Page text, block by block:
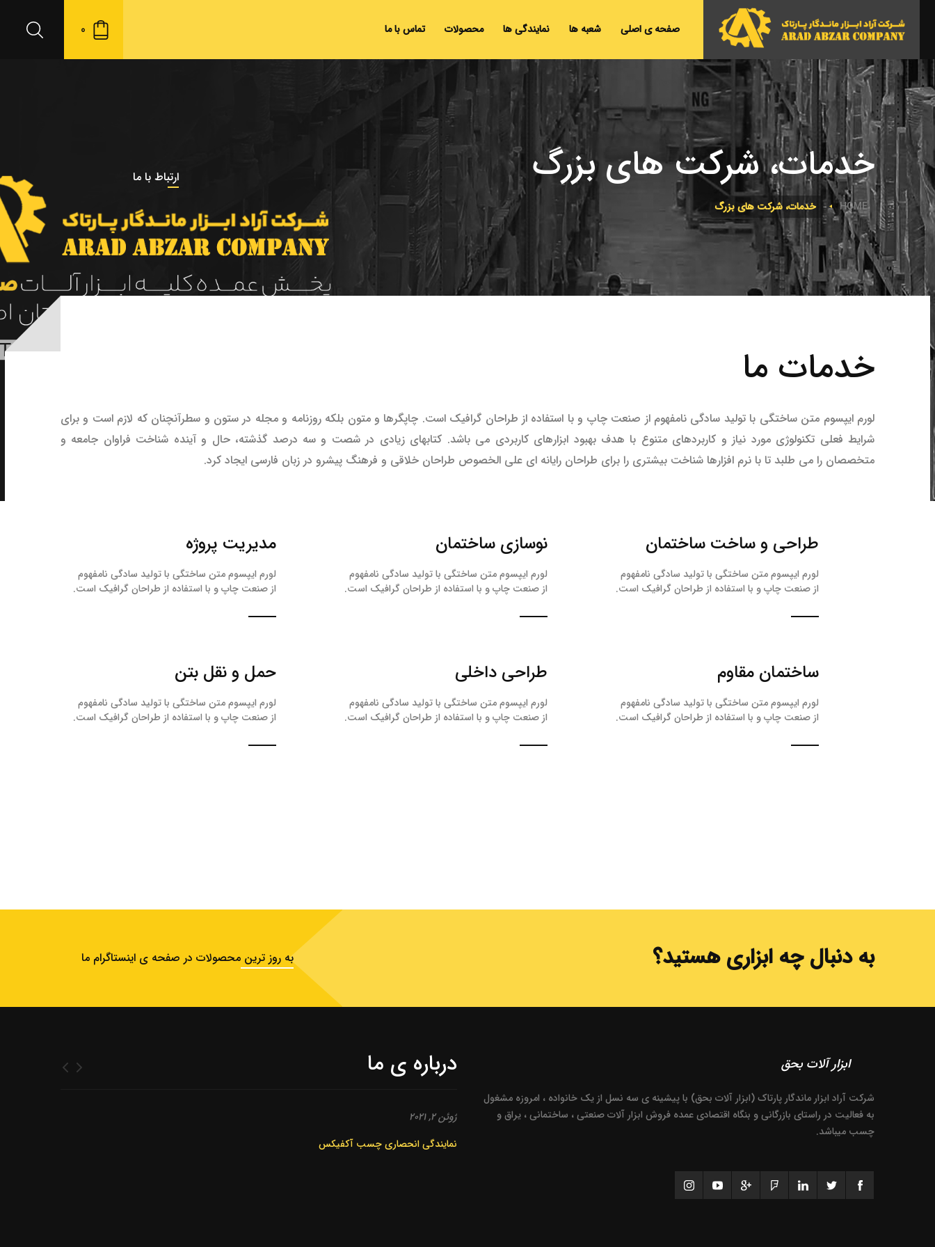
صفحه ی اصلی شعبه ها نمایندگی ها محصولات تماس با ما 0
ارتباط با ما خدمات، شرکت های بزرگ
HOME خدمات، شرکت های بزرگ
خدمات ما
لورم ایپسوم متن ساختگی با تولید سادگی نامفهوم از صنعت چاپ و با استفاده از طراحان گرافیک است. چاپگرها و متون بلکه روزنامه و مجله در ستون و سطرآنچنان که لازم است و برای
شرایط فعلی تکنولوژی مورد نیاز و کاربردهای متنوع با هدف بهبود ابزارهای کاربردی می باشد. کتابهای زیادی در شصت و سه درصد گذشته، حال و آینده شناخت فراوان جامعه و
متخصصان را می طلبد تا با نرم افزارها شناخت بیشتری را برای طراحان رایانه ای علی الخصوص طراحان خلاقی و فرهنگ پیشرو در زبان فارسی ایجاد کرد.
طراحی و ساخت ساختمان
لورم ایپسوم متن ساختگی با تولید سادگی نامفهوم
از صنعت چاپ و با استفاده از طراحان گرافیک است.
نوسازی ساختمان
لورم ایپسوم متن ساختگی با تولید سادگی نامفهوم
از صنعت چاپ و با استفاده از طراحان گرافیک است.
مدیریت پروژه
لورم ایپسوم متن ساختگی با تولید سادگی نامفهوم
از صنعت چاپ و با استفاده از طراحان گرافیک است.
ساختمان مقاوم
لورم ایپسوم متن ساختگی با تولید سادگی نامفهوم
از صنعت چاپ و با استفاده از طراحان گرافیک است.
طراحی داخلی
لورم ایپسوم متن ساختگی با تولید سادگی نامفهوم
از صنعت چاپ و با استفاده از طراحان گرافیک است.
حمل و نقل بتن
لورم ایپسوم متن ساختگی با تولید سادگی نامفهوم
از صنعت چاپ و با استفاده از طراحان گرافیک است.
به دنبال چه ابزاری هستید؟ به روز ترین محصولات در صفحه ی اینستاگرام ما
ابزار آلات بحق
شرکت آراد ابزار ماندگار پارتاک (ابزار آلات بحق) با پیشینه ی سه نسل از یک خانواده ، امروزه مشغول
به فعالیت در راستای بازرگانی و بنگاه اقتصادی عمده فروش ابزار آلات صنعتی ، ساختمانی ، یراق و
چسب میباشد.
درباره ی ما
ژوئن 2, 2021
نمایندگی انحصاری چسب آکفیکس